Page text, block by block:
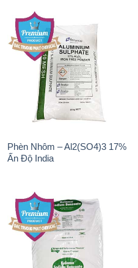
Phèn Nhôm – Al2(SO4)3 17%
Ấn Độ India